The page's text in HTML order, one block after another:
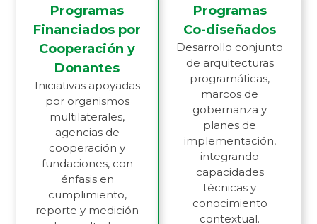
Programas
Financiados por
Cooperación y
Donantes
Iniciativas apoyadas
por organismos
multilaterales,
agencias de
cooperación y
fundaciones, con
énfasis en
cumplimiento,
reporte y medición
Programas
Co-diseñados
Desarrollo conjunto
de arquitecturas
programáticas,
marcos de
gobernanza y
planes de
implementación,
integrando
capacidades
técnicas y
conocimiento
contextual.